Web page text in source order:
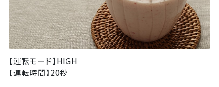
【運転モード】HIGH
【運転時間】20秒